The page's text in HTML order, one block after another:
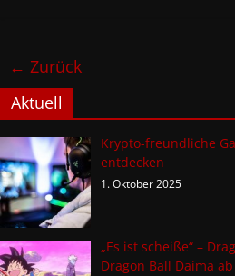
← Zurück
Aktuell
Krypto-freundliche
entdecken
1. Oktober 2025
„Es ist scheiße“ –
Dragon Ball Daima ab